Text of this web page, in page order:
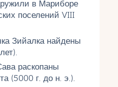
в Мариборе
поселений VIII
Зийалка найдены
раскопаны
(5000 г. до н. э.).